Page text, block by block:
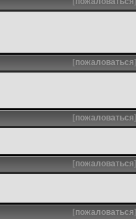
[пожаловаться]
[пожаловаться]
[пожаловаться]
[пожаловаться]